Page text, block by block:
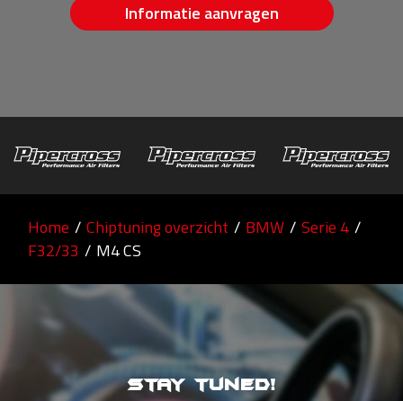
Informatie aanvragen
Home / Chiptuning overzicht / BMW / Serie 4 /
F32/33 / M4 CS
Stay tuned!